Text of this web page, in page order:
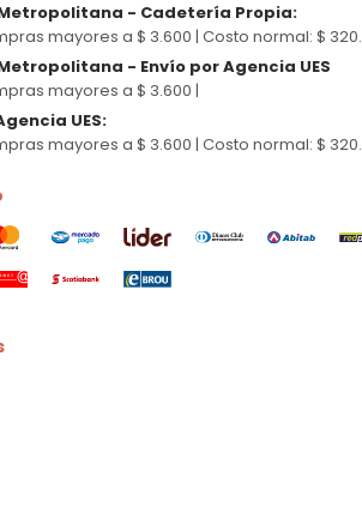
- Cadetería Propia:
mayores a $ 3.600 | Costo normal: $ 320.
- Envío por Agencia UES
mayores a $ 3.600 |
UES:
mayores a $ 3.600 | Costo normal: $ 320.